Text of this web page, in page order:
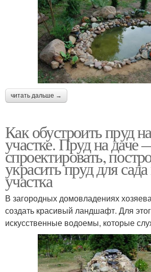
читать дальше →
Как обустроить пруд
участке. Пруд на даче
спроектировать,
украсить пруд для
участка
В загородных домовладениях
создать красивый ландшафт. Для
искусственные водоемы, которые